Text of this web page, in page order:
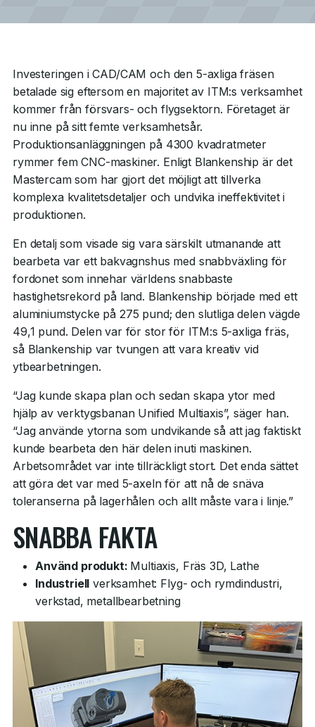
Investeringen i CAD/CAM och den 5-axliga fräsen
betalade sig eftersom en majoritet av ITM:s verksamhet
kommer från försvars- och flygsektorn. Företaget är
nu inne på sitt femte verksamhetsår.
Produktionsanläggningen på 4300 kvadratmeter
rymmer fem CNC-maskiner. Enligt Blankenship är det
Mastercam som har gjort det möjligt att tillverka
komplexa kvalitetsdetaljer och undvika ineffektivitet i
produktionen.
En detalj som visade sig vara särskilt utmanande att
bearbeta var ett bakvagnshus med snabbväxling för
fordonet som innehar världens snabbaste
hastighetsrekord på land. Blankenship började med ett
aluminiumstycke på 275 pund; den slutliga delen vägde
49,1 pund. Delen var för stor för ITM:s 5-axliga fräs,
så Blankenship var tvungen att vara kreativ vid
ytbearbetningen.
“Jag kunde skapa plan och sedan skapa ytor med
hjälp av verktygsbanan Unified Multiaxis”, säger han.
“Jag använde ytorna som undvikande så att jag faktiskt
kunde bearbeta den här delen inuti maskinen.
Arbetsområdet var inte tillräckligt stort. Det enda sättet
att göra det var med 5-axeln för att nå de snäva
toleranserna på lagerhålen och allt måste vara i linje.”
SNABBA FAKTA
Använd produkt: Multiaxis, Fräs 3D, Lathe
Industriell verksamhet: Flyg- och rymdindustri,
verkstad, metallbearbetning